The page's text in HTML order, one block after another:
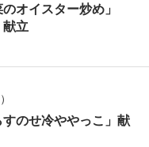
オイスター炒め」
献立
すのせ冷ややっこ」献